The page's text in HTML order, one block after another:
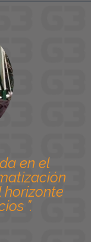
en el
horizonte
”.